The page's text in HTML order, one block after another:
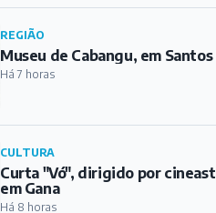
REGIÃO
Museu de Cabangu, em
Há 7 horas
CULTURA
Curta "Vó", dirigido por
em Gana
Há 8 horas